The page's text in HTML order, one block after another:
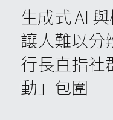
生成式 AI
讓人難以分
行長直指社
動」包圍